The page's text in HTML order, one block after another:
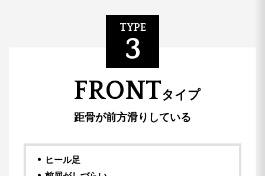
TYPE
3
FRONTタイプ
距骨が前方滑りしている
ヒール足